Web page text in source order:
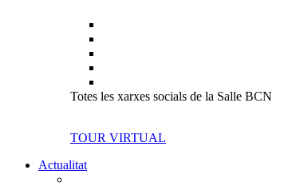
Totes les xarxes socials de la Salle BCN
TOUR VIRTUAL
Actualitat